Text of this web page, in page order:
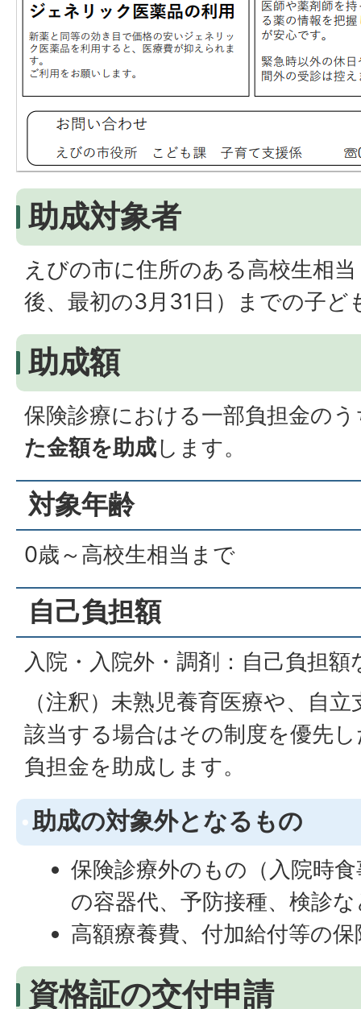
助成対象者
えびの市に住所のある高校生相
後、最初の3月31日）までの子ど
助成額
保険診療における一部負担金の
た金額を助成します。
対象年齢
0歳～高校生相当まで
自己負担額
入院・入院外・調剤：自己負担額
（注釈）未熟児養育医療や、自
該当する場合はその制度を優先
負担金を助成します。
助成の対象外となるもの
保険診療外のもの（入院時
の容器代、予防接種、検診
高額療養費、付加給付等の
資格証の交付申請